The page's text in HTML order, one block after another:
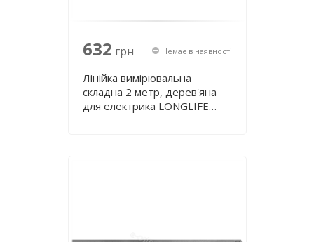
632 грн Немає в наявності
Лінійка вимірювальна
складна 2 метр, дерев'яна
для електрика LONGLIFE